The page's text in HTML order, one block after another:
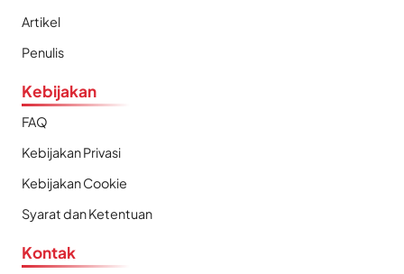
Artikel
Penulis
Kebijakan
FAQ
Kebijakan Privasi
Kebijakan Cookie
Syarat dan Ketentuan
Kontak